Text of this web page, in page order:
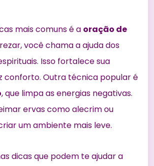
mais comuns é a oração de
você chama a ajuda dos
Isso fortalece sua
conforto. Outra técnica popular é
, que limpa as energias negativas.
ervas como alecrim ou
um ambiente mais leve.
dicas que podem te ajudar a